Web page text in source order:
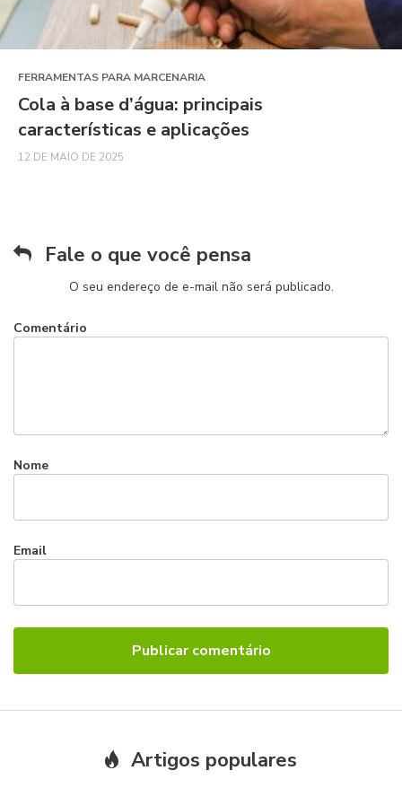
FERRAMENTAS PARA MARCENARIA
Cola à base d’água: principais
características e aplicações
12 DE MAIO DE 2025
Fale o que você pensa
O seu endereço de e-mail não será publicado.
Nome
Email
Comentário
Artigos populares